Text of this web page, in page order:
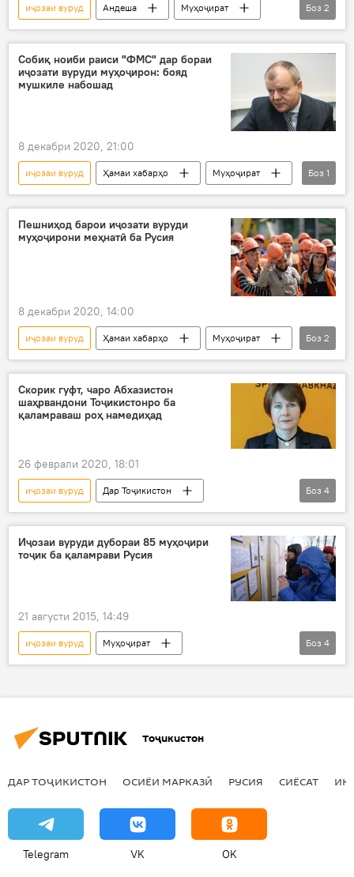
иҷозаи вуруд Андеша
Муҳоҷират
мутахассисон
Дар Русия
Боз 2
Собиқ ноиби раиси "ФМС" дар бораи
иҷозати вуруди муҳоҷирон: бояд
мушкиле набошад
8 декабри 2020, 21:00
иҷозаи вуруд Ҳамаи хабарҳо
Муҳоҷират
Дар Русия
Боз 1
Пешниҳод барои иҷозати вуруди
муҳоҷирони меҳнатӣ ба Русия
8 декабри 2020, 14:00
иҷозаи вуруд Ҳамаи хабарҳо
Муҳоҷират
тартиботи ҷамъиятӣ
Дар Русия
Боз 2
Скорик гуфт, чаро Абхазистон
шаҳрвандони Тоҷикистонро ба
қаламраваш роҳ намедиҳад
26 феврали 2020, 18:01
иҷозаи вуруд
Дар Тоҷикистон
Ҳамаи хабарҳо
Тандурустӣ
Боз 4
Иҷозаи вуруди дубораи 85 муҳоҷири
тоҷик ба қаламрави Русия
21 августи 2015, 14:49
иҷозаи вуруд
Муҳоҷират
Дар Тоҷикистон
Ҳамаи хабарҳо
Боз 4
Тоҷикистон
ДАР ТОҶИКИСТОН ОСИЁИ МАРКАЗӢ РУСИЯ СИЁСАТ
Telegram VK OK